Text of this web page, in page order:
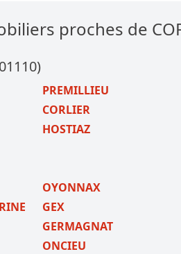
proches de
PREMILLIEU
CORLIER
HOSTIAZ
OYONNAX
GEX
GERMAGNAT
ONCIEU